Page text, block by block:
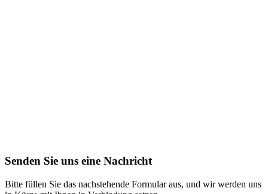
Senden Sie uns eine Nachricht
Bitte füllen Sie das nachstehende Formular aus, und wir werden uns